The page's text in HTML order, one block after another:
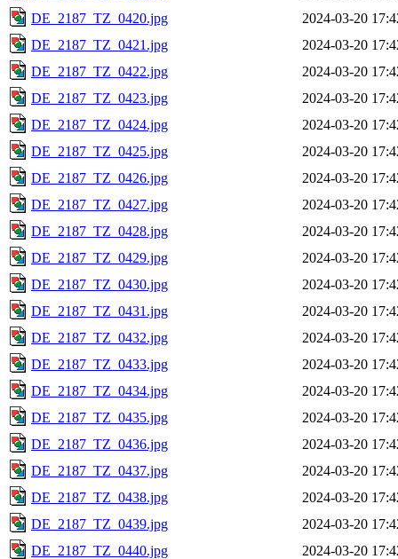
DE_2187_TZ_0420.jpg
2024-03-20
DE_2187_TZ_0421.jpg
2024-03-20
DE_2187_TZ_0422.jpg
2024-03-20
DE_2187_TZ_0423.jpg
2024-03-20
DE_2187_TZ_0424.jpg
2024-03-20
DE_2187_TZ_0425.jpg
2024-03-20
DE_2187_TZ_0426.jpg
2024-03-20
DE_2187_TZ_0427.jpg
2024-03-20
DE_2187_TZ_0428.jpg
2024-03-20
DE_2187_TZ_0429.jpg
2024-03-20
DE_2187_TZ_0430.jpg
2024-03-20
DE_2187_TZ_0431.jpg
2024-03-20
DE_2187_TZ_0432.jpg
2024-03-20
DE_2187_TZ_0433.jpg
2024-03-20
DE_2187_TZ_0434.jpg
2024-03-20
DE_2187_TZ_0435.jpg
2024-03-20
DE_2187_TZ_0436.jpg
2024-03-20
DE_2187_TZ_0437.jpg
2024-03-20
DE_2187_TZ_0438.jpg
2024-03-20
DE_2187_TZ_0439.jpg
2024-03-20
DE_2187_TZ_0440.jpg
2024-03-20